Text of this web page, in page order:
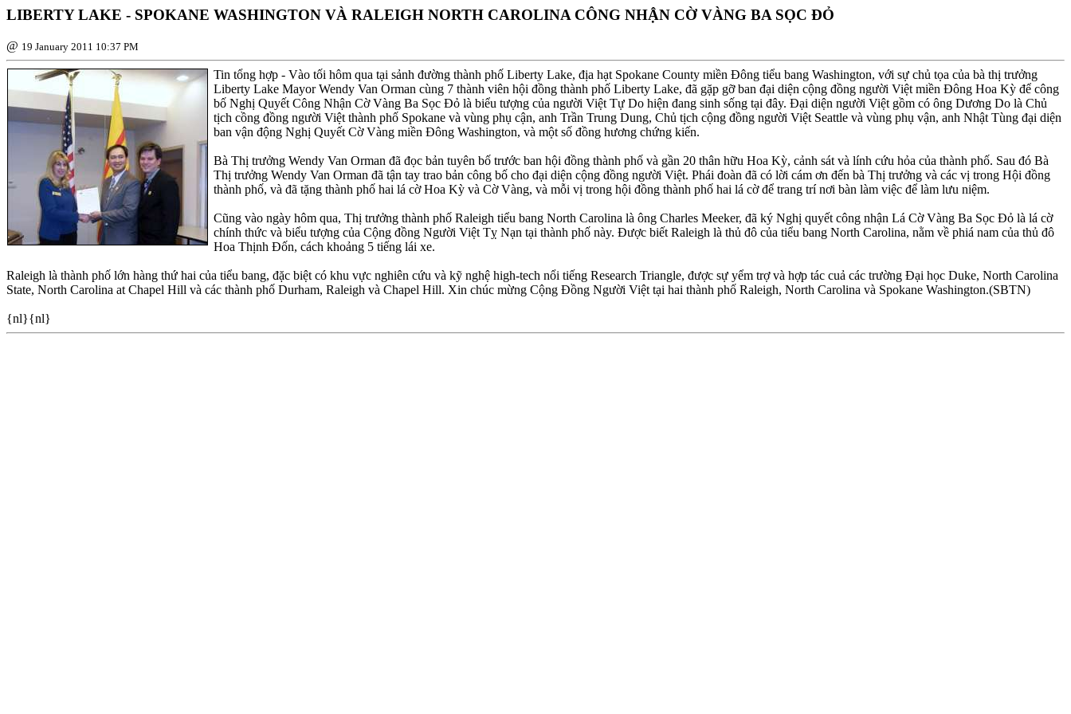
LIBERTY LAKE - SPOKANE WASHINGTON VÀ RALEIGH NORTH CAROLINA CÔNG NHẬN CỜ VÀNG BA SỌC ÐỎ
@ 19 January 2011 10:37 PM
Tin tổng hợp - Vào tối hôm qua tại sảnh đường thành phố Liberty Lake, địa hạt Spokane County miền Ðông tiểu bang Washington, với sự chủ tọa của bà thị trưởng
Liberty Lake Mayor Wendy Van Orman cùng 7 thành viên hội đồng thành phố Liberty Lake, đã gặp gỡ ban đại diện cộng đồng người Việt miền Ðông Hoa Kỳ để công
bố Nghị Quyết Công Nhận Cờ Vàng Ba Sọc Ðỏ là biểu tượng của người Việt Tự Do hiện đang sinh sống tại đây. Ðại diện người Việt gồm có ông Dương Do là Chủ
tịch cồng đồng người Việt thành phố Spokane và vùng phụ cận, anh Trần Trung Dung, Chủ tịch cộng đồng người Việt Seattle và vùng phụ vận, anh Nhật Tùng đại diện
ban vận động Nghị Quyết Cờ Vàng miền Ðông Washington, và một số đồng hương chứng kiến.
Bà Thị trưởng Wendy Van Orman đã đọc bản tuyên bố trước ban hội đồng thành phố và gần 20 thân hữu Hoa Kỳ, cảnh sát và lính cứu hỏa của thành phố. Sau đó Bà
Thị trưởng Wendy Van Orman đã tận tay trao bản công bố cho đại diện cộng đồng người Việt. Phái đoàn đã có lời cám ơn đến bà Thị trưởng và các vị trong Hội đồng
thành phố, và đã tặng thành phố hai lá cờ Hoa Kỳ và Cờ Vàng, và mỗi vị trong hội đồng thành phố hai lá cờ để trang trí nơi bàn làm việc để làm lưu niệm.
Cũng vào ngày hôm qua, Thị trưởng thành phố Raleigh tiểu bang North Carolina là ông Charles Meeker, đã ký Nghị quyết công nhận Lá Cờ Vàng Ba Sọc Ðỏ là lá cờ
chính thức và biểu tượng của Cộng đồng Người Việt Tỵ Nạn tại thành phố này. Ðược biết Raleigh là thủ đô của tiểu bang North Carolina, nằm về phiá nam của thủ đô
Hoa Thịnh Ðốn, cách khoảng 5 tiếng lái xe.
Raleigh là thành phố lớn hàng thứ hai của tiểu bang, đặc biệt có khu vực nghiên cứu và kỹ nghệ high-tech nổi tiếng Research Triangle, được sự yểm trợ và hợp tác cuả các trường Ðại học Duke, North Carolina
State, North Carolina at Chapel Hill và các thành phố Durham, Raleigh và Chapel Hill. Xin chúc mừng Cộng Ðồng Người Việt tại hai thành phố Raleigh, North Carolina và Spokane Washington.(SBTN)
{nl}{nl}